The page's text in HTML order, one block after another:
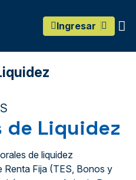
Ingresar
de Liquidez
de liquidez
Fija (TES, Bonos y